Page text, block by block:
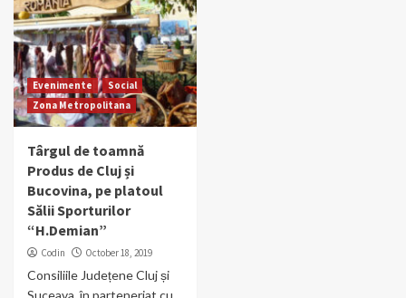
Evenimente
Social
Zona Metropolitana
Târgul de toamnă
Produs de Cluj și
Bucovina, pe platoul
Sălii Sporturilor
“H.Demian”
Codin October 18, 2019
Consiliile Județene Cluj și